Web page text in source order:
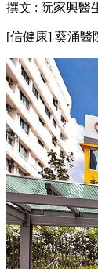
撰文 : 阮家興醫
[信健康] 葵涌醫